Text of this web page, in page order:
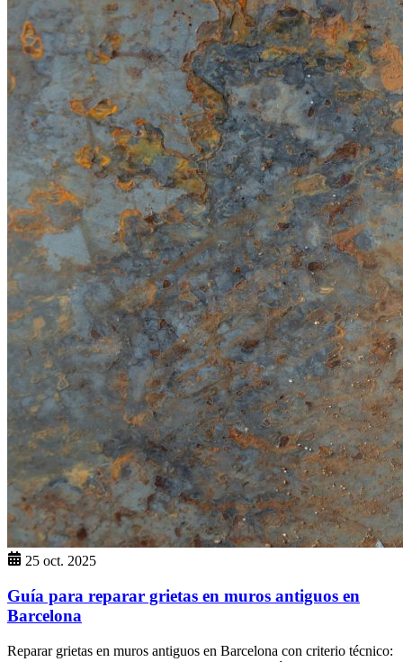
25 oct. 2025
Guía para reparar grietas en muros antiguos en
Barcelona
Reparar grietas en muros antiguos en Barcelona con criterio técnico: